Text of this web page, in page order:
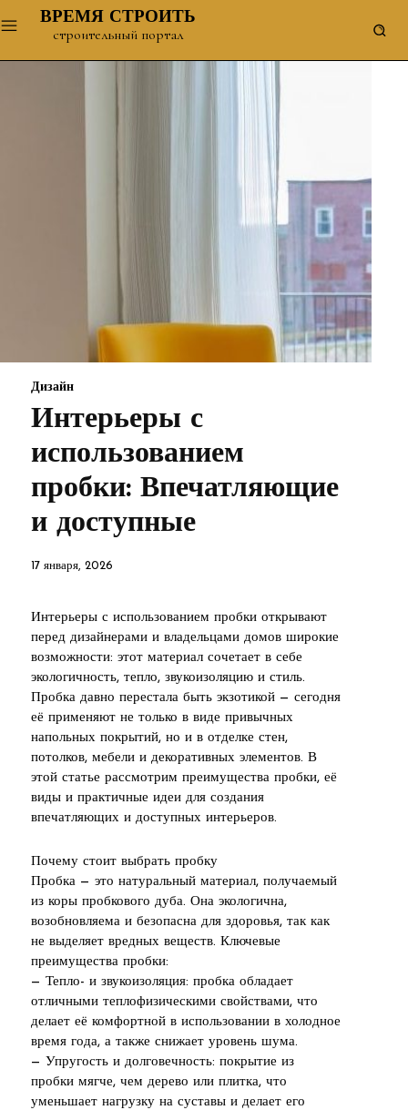
ВРЕМЯ СТРОИТЬ
строительный портал
Дизайн
Интерьеры с
использованием
пробки: Впечатляющие
и доступные
17 января, 2026
Интерьеры с использованием пробки открывают
перед дизайнерами и владельцами домов широкие
возможности: этот материал сочетает в себе
экологичность, тепло, звукоизоляцию и стиль.
Пробка давно перестала быть экзотикой — сегодня
её применяют не только в виде привычных
напольных покрытий, но и в отделке стен,
потолков, мебели и декоративных элементов. В
этой статье рассмотрим преимущества пробки, её
виды и практичные идеи для создания
впечатляющих и доступных интерьеров.
Почему стоит выбрать пробку
Пробка — это натуральный материал, получаемый
из коры пробкового дуба. Она экологична,
возобновляема и безопасна для здоровья, так как
не выделяет вредных веществ. Ключевые
преимущества пробки:
— Тепло- и звукоизоляция: пробка обладает
отличными теплофизическими свойствами, что
делает её комфортной в использовании в холодное
время года, а также снижает уровень шума.
— Упругость и долговечность: покрытие из
пробки мягче, чем дерево или плитка, что
уменьшает нагрузку на суставы и делает его